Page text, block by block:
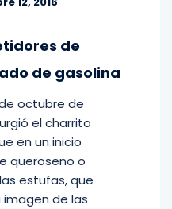
de
de gasolina
octubre de
el charrito
en un inicio
queroseno o
estufas, que
de las